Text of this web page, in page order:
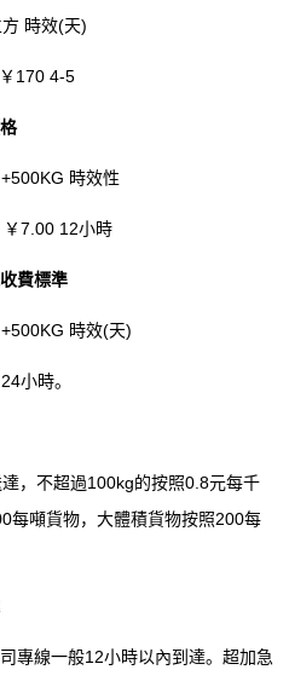
時效(天)
170 4-5
時效性
7.00 12小時
費標準
時效(天)
小時。
不超過100kg的按照0.8元每千
每噸貨物，大體積貨物按照200每
線一般12小時以內到達。超加急